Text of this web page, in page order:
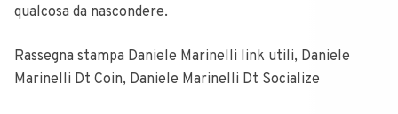
qualcosa da nascondere.
Rassegna stampa Daniele Marinelli link utili, Daniele
Marinelli Dt Coin, Daniele Marinelli Dt Socialize